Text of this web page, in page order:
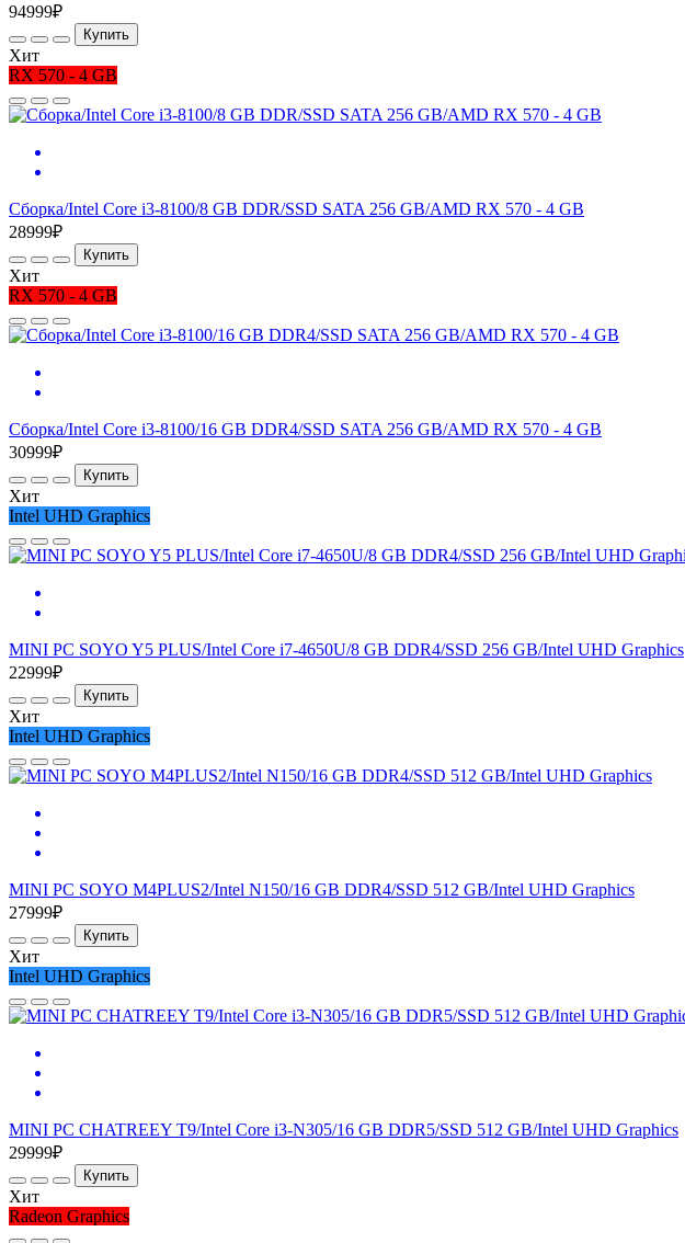
94999₽
Купить
Хит
RX 570 - 4 GB
Сборка/Intel Core i3-8100/8 GB DDR/SSD SATA 256 GB/AMD RX 570 - 4 GB
28999₽
Купить
Хит
RX 570 - 4 GB
Сборка/Intel Core i3-8100/16 GB DDR4/SSD SATA 256 GB/AMD RX 570 - 4 GB
30999₽
Купить
Хит
Intel UHD Graphics
MINI PC SOYO Y5 PLUS/Intel Core i7-4650U/8 GB DDR4/SSD 256 GB/Intel UHD Graphics
22999₽
Купить
Хит
Intel UHD Graphics
MINI PC SOYO M4PLUS2/Intel N150/16 GB DDR4/SSD 512 GB/Intel UHD Graphics
27999₽
Купить
Хит
Intel UHD Graphics
MINI PC CHATREEY T9/Intel Core i3-N305/16 GB DDR5/SSD 512 GB/Intel UHD Graphics
29999₽
Купить
Хит
Radeon Graphics